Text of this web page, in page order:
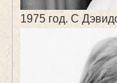
1975 год. С